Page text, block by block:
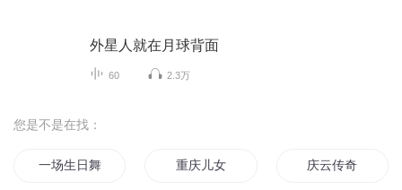
外星人就在月球背面
60 2.3万
您是不是在找：
一场生日舞会 重庆儿女 庆云传奇